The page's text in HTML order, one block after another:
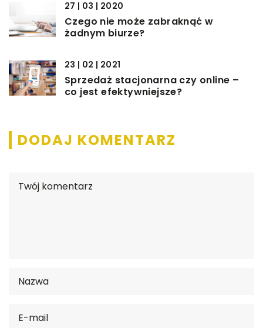
27 | 03 | 2020
Czego nie może zabraknąć w
żadnym biurze?
23 | 02 | 2021
Sprzedaż stacjonarna czy online –
co jest efektywniejsze?
DODAJ KOMENTARZ